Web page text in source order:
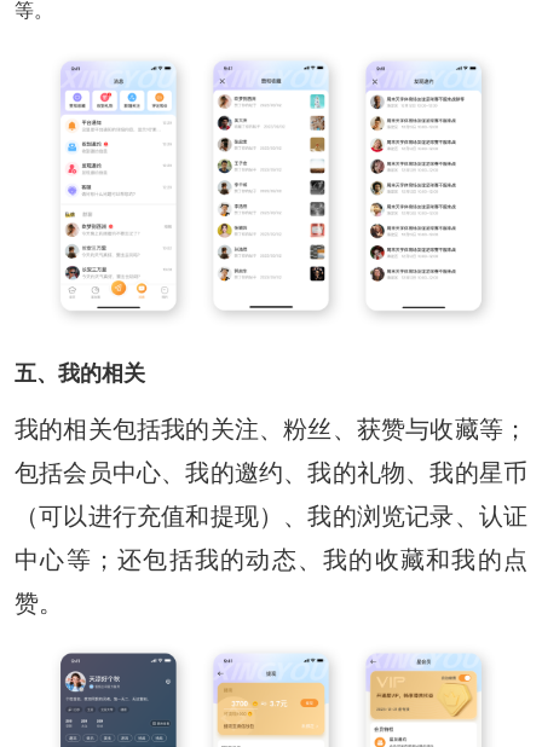
等。
五、我的相关
我的相关包括我的关注、粉丝、获赞与收藏等；
包括会员中心、我的邀约、我的礼物、我的星币
（可以进行充值和提现）、我的浏览记录、认证
中心等；还包括我的动态、我的收藏和我的点
赞。